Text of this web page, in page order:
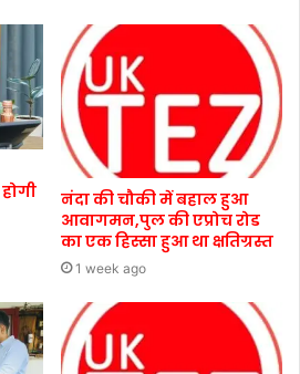
नंदा की चौकी में बहाल हुआ
आवागमन,पुल की एप्रोच रोड
का एक हिस्सा हुआ था क्षतिग्रस्त
1 week ago